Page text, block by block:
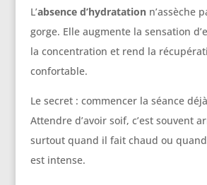
L’absence d’hydratationn’assèche
gorge. Elle augmente la sensation
la concentration et rend la
confortable.
Le secret : commencer la séance
Attendre d’avoir soif, c’est souvent
surtout quand il fait chaud ou
est intense.